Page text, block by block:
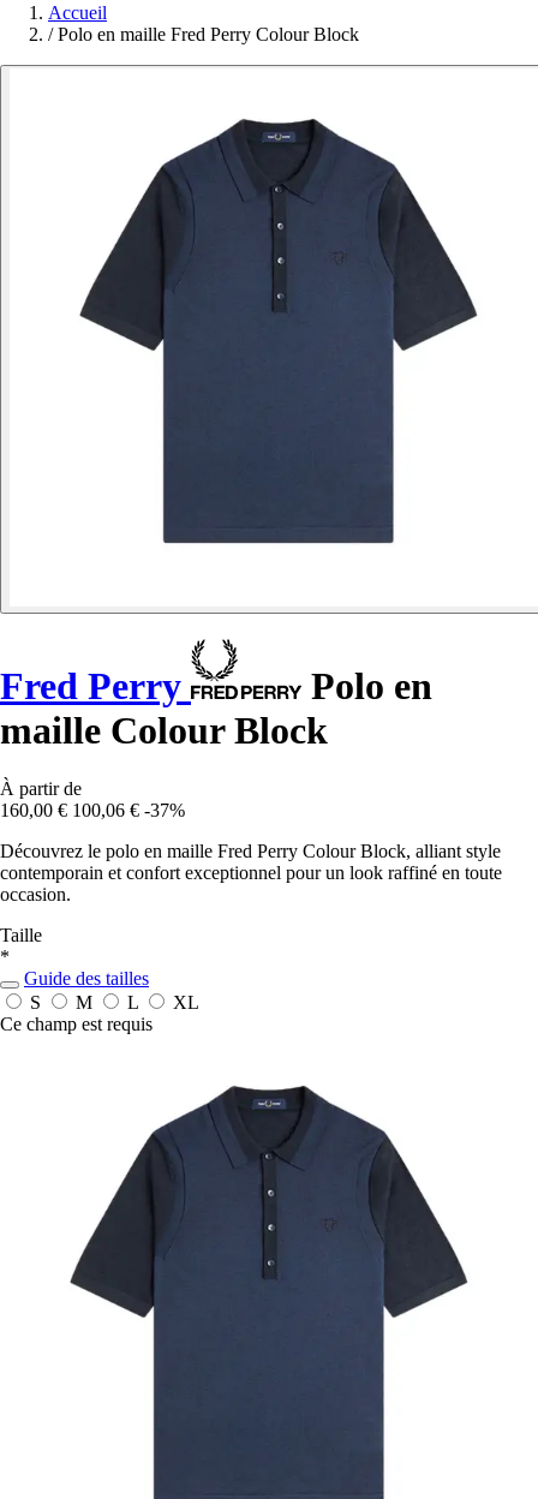
Accueil
/ Polo en maille Fred Perry Colour Block
Fred Perry
Polo en
maille Colour Block
À partir de
160,00 € 100,06 € -37%
Découvrez le polo en maille Fred Perry Colour Block, alliant style
contemporain et confort exceptionnel pour un look raffiné en toute
occasion.
Taille
*
Guide des tailles
S
M L
XL
Ce champ est requis